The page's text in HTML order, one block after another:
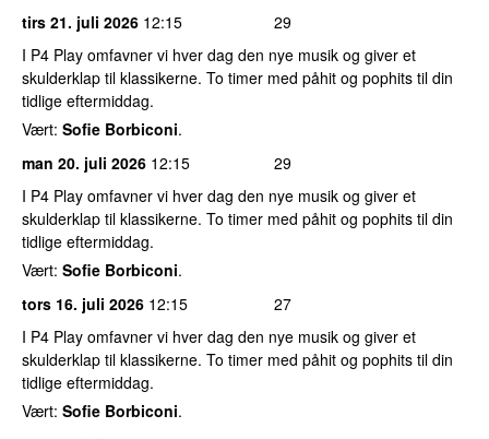
tirs 21. juli 2026 12:15
29
I P4 Play omfavner vi hver dag den nye musik og giver et
skulderklap til klassikerne. To timer med påhit og pophits til din
tidlige eftermiddag.
Vært: Sofie Borbiconi.
man 20. juli 2026 12:15
29
I P4 Play omfavner vi hver dag den nye musik og giver et
skulderklap til klassikerne. To timer med påhit og pophits til din
tidlige eftermiddag.
Vært: Sofie Borbiconi.
tors 16. juli 2026 12:15
27
I P4 Play omfavner vi hver dag den nye musik og giver et
skulderklap til klassikerne. To timer med påhit og pophits til din
tidlige eftermiddag.
Vært: Sofie Borbiconi.